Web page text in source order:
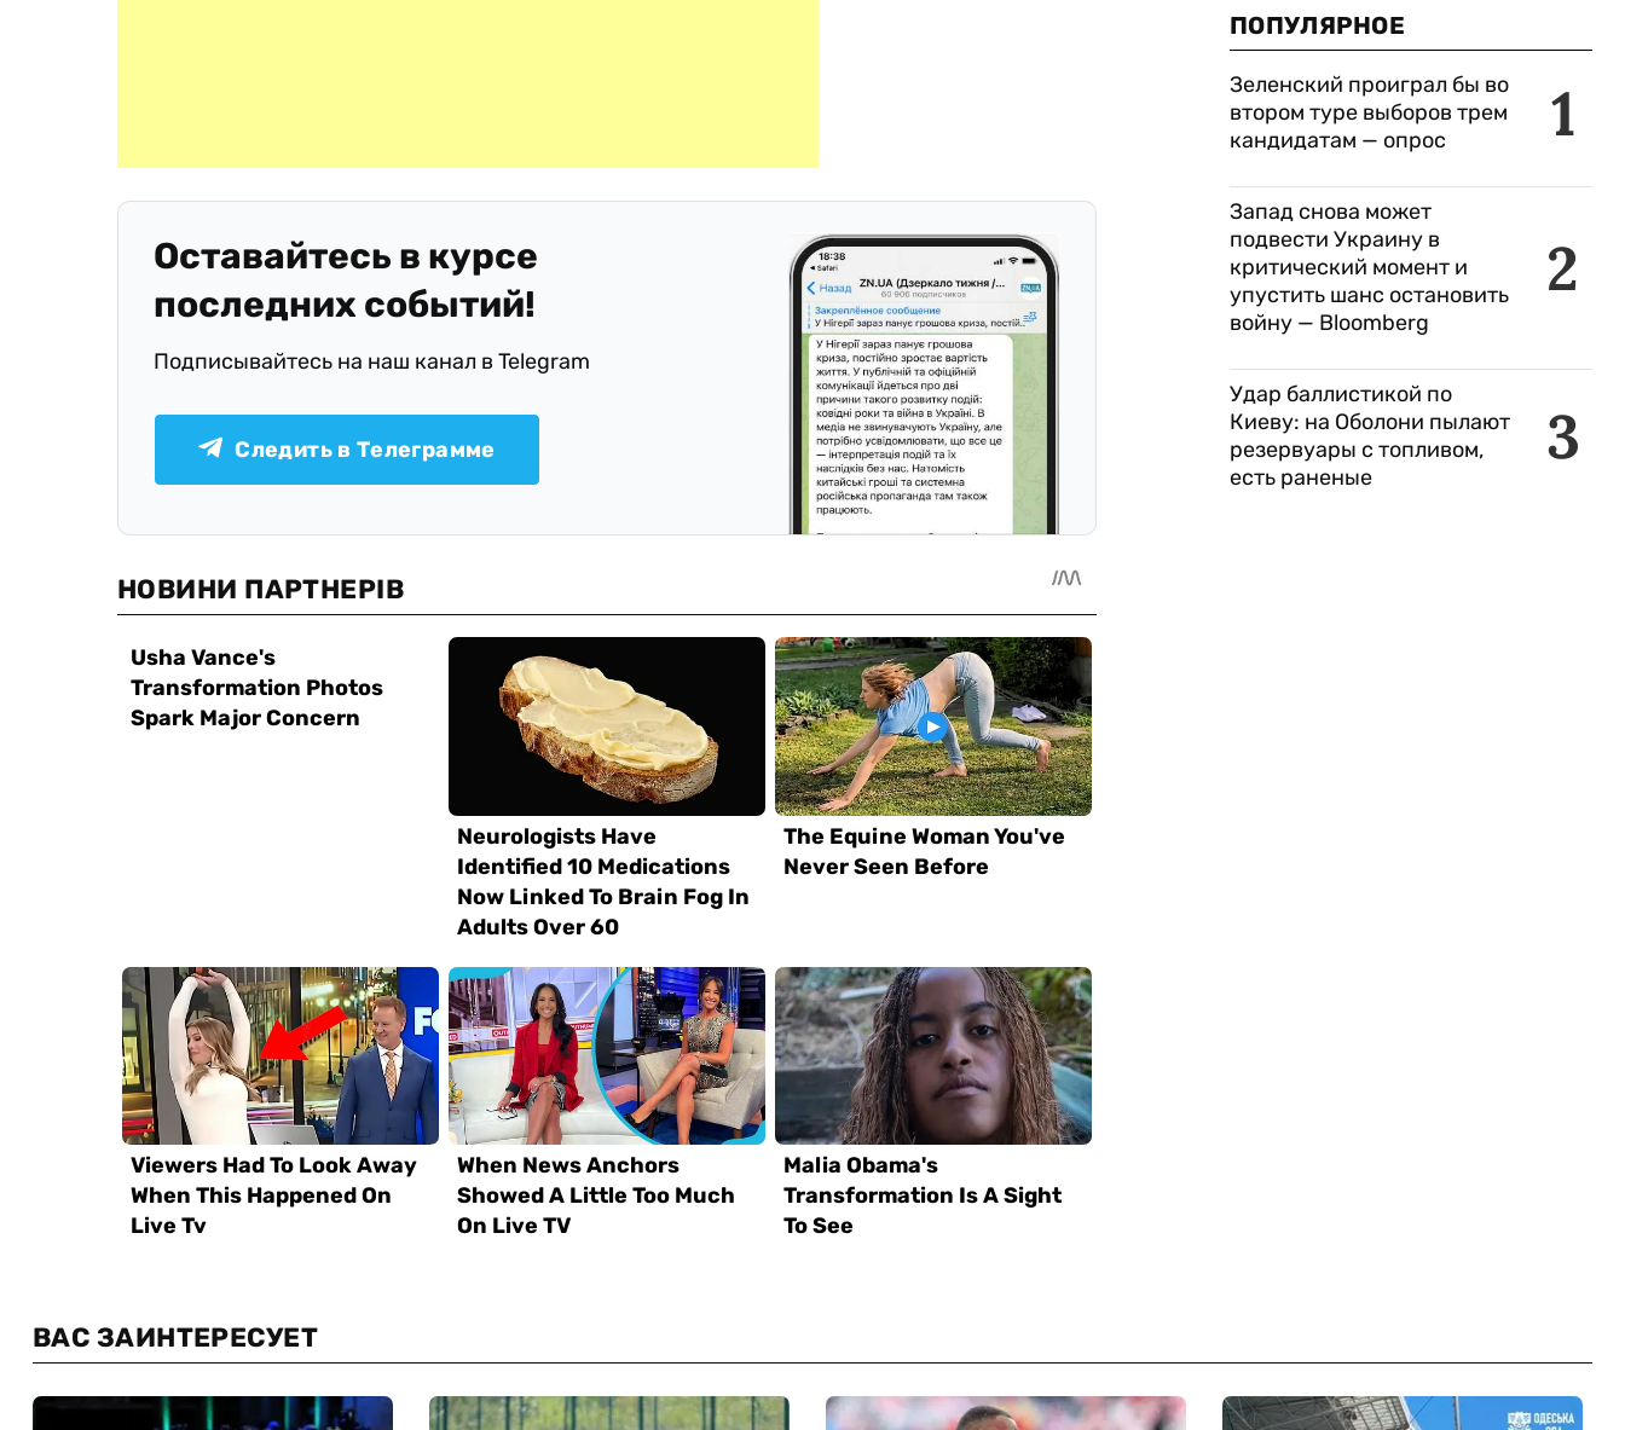
Оставайтесь в курсе
последних событий!
Подписывайтесь на наш канал в Telegram
Следить в Телеграмме
ПОПУЛЯРНОЕ
1
Зеленский проиграл бы во
втором туре выборов трем
кандидатам — опрос
2
Запад снова может
подвести Украину в
критический момент и
упустить шанс остановить
войну — Bloomberg
3
Удар баллистикой по
Киеву: на Оболони пылают
резервуары с топливом,
есть раненые
ВАС ЗАИНТЕРЕСУЕТ